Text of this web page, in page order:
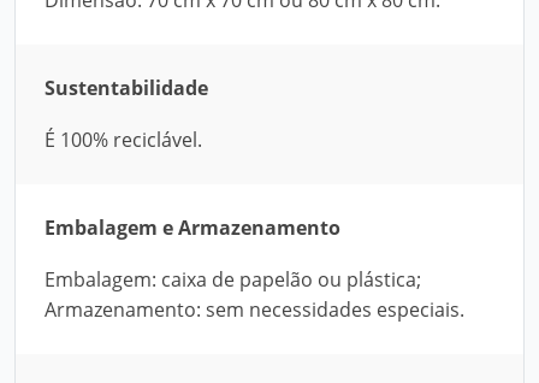
Sustentabilidade
É 100% reciclável.
Embalagem e Armazenamento
Embalagem: caixa de papelão ou plástica;
Armazenamento: sem necessidades especiais.